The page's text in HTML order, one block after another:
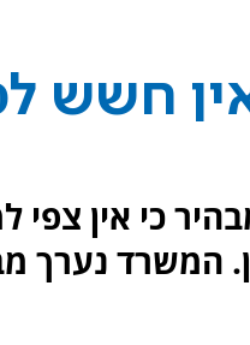
חשש
כי אין צפי
המשרד נערך